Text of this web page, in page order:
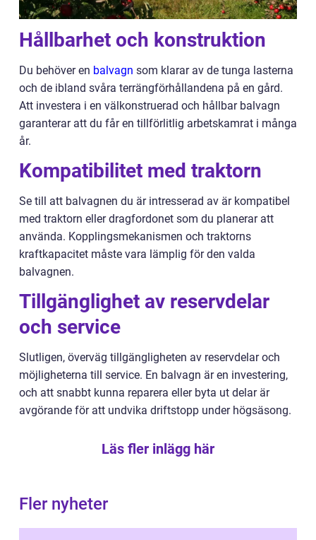
Hållbarhet och konstruktion
Du behöver en balvagn som klarar av de tunga lasterna
och de ibland svåra terrängförhållandena på en gård.
Att investera i en välkonstruerad och hållbar balvagn
garanterar att du får en tillförlitlig arbetskamrat i många
år.
Kompatibilitet med traktorn
Se till att balvagnen du är intresserad av är kompatibel
med traktorn eller dragfordonet som du planerar att
använda. Kopplingsmekanismen och traktorns
kraftkapacitet måste vara lämplig för den valda
balvagnen.
Tillgänglighet av reservdelar
och service
Slutligen, överväg tillgängligheten av reservdelar och
möjligheterna till service. En balvagn är en investering,
och att snabbt kunna reparera eller byta ut delar är
avgörande för att undvika driftstopp under högsäsong.
Läs fler inlägg här
Fler nyheter